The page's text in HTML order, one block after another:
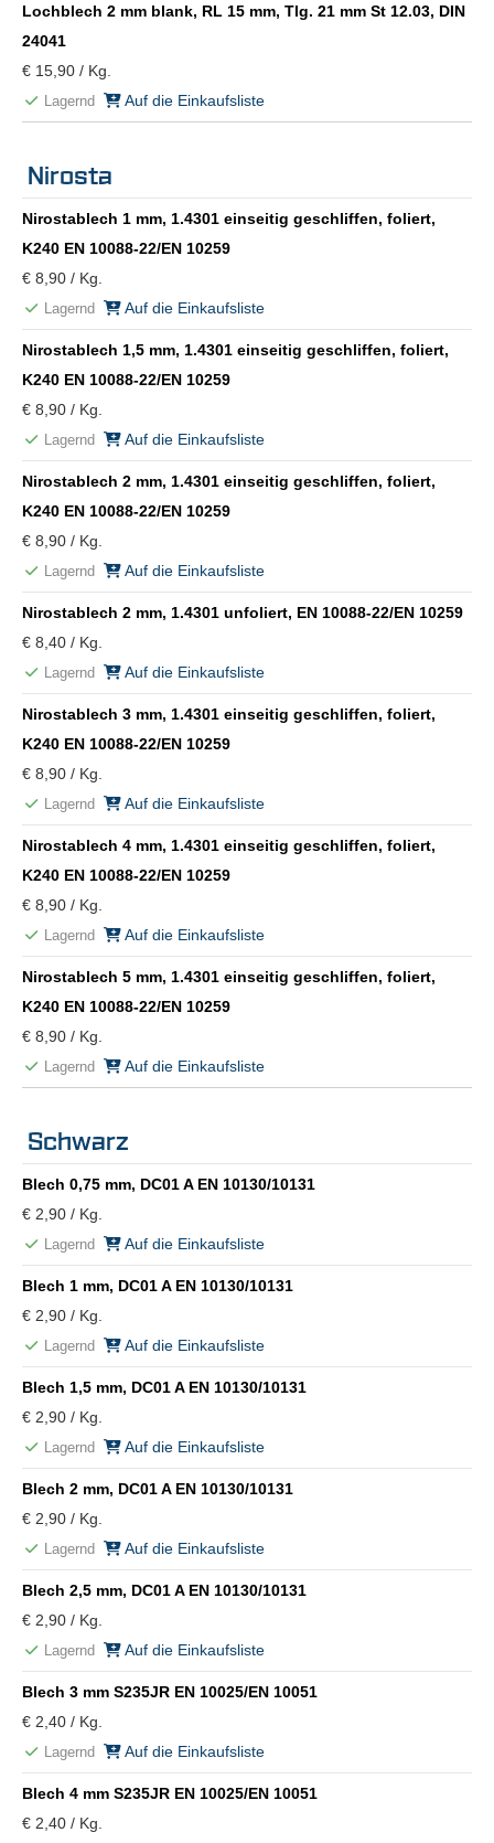
Lochblech 2 mm blank, RL 15 mm, Tlg. 21 mm St 12.03, DIN
24041
€ 15,90 / Kg.
Lagernd Auf die Einkaufsliste
Nirosta
Nirostablech 1 mm, 1.4301 einseitig geschliffen, foliert,
K240 EN 10088-22/EN 10259
€ 8,90 / Kg.
Lagernd Auf die Einkaufsliste
Nirostablech 1,5 mm, 1.4301 einseitig geschliffen, foliert,
K240 EN 10088-22/EN 10259
€ 8,90 / Kg.
Lagernd Auf die Einkaufsliste
Nirostablech 2 mm, 1.4301 einseitig geschliffen, foliert,
K240 EN 10088-22/EN 10259
€ 8,90 / Kg.
Lagernd Auf die Einkaufsliste
Nirostablech 2 mm, 1.4301 unfoliert, EN 10088-22/EN 10259
€ 8,40 / Kg.
Lagernd Auf die Einkaufsliste
Nirostablech 3 mm, 1.4301 einseitig geschliffen, foliert,
K240 EN 10088-22/EN 10259
€ 8,90 / Kg.
Lagernd Auf die Einkaufsliste
Nirostablech 4 mm, 1.4301 einseitig geschliffen, foliert,
K240 EN 10088-22/EN 10259
€ 8,90 / Kg.
Lagernd Auf die Einkaufsliste
Nirostablech 5 mm, 1.4301 einseitig geschliffen, foliert,
K240 EN 10088-22/EN 10259
€ 8,90 / Kg.
Lagernd Auf die Einkaufsliste
Schwarz
Blech 0,75 mm, DC01 A EN 10130/10131
€ 2,90 / Kg.
Lagernd Auf die Einkaufsliste
Blech 1 mm, DC01 A EN 10130/10131
€ 2,90 / Kg.
Lagernd Auf die Einkaufsliste
Blech 1,5 mm, DC01 A EN 10130/10131
€ 2,90 / Kg.
Lagernd Auf die Einkaufsliste
Blech 2 mm, DC01 A EN 10130/10131
€ 2,90 / Kg.
Lagernd Auf die Einkaufsliste
Blech 2,5 mm, DC01 A EN 10130/10131
€ 2,90 / Kg.
Lagernd Auf die Einkaufsliste
Blech 3 mm S235JR EN 10025/EN 10051
€ 2,40 / Kg.
Lagernd Auf die Einkaufsliste
Blech 4 mm S235JR EN 10025/EN 10051
€ 2,40 / Kg.